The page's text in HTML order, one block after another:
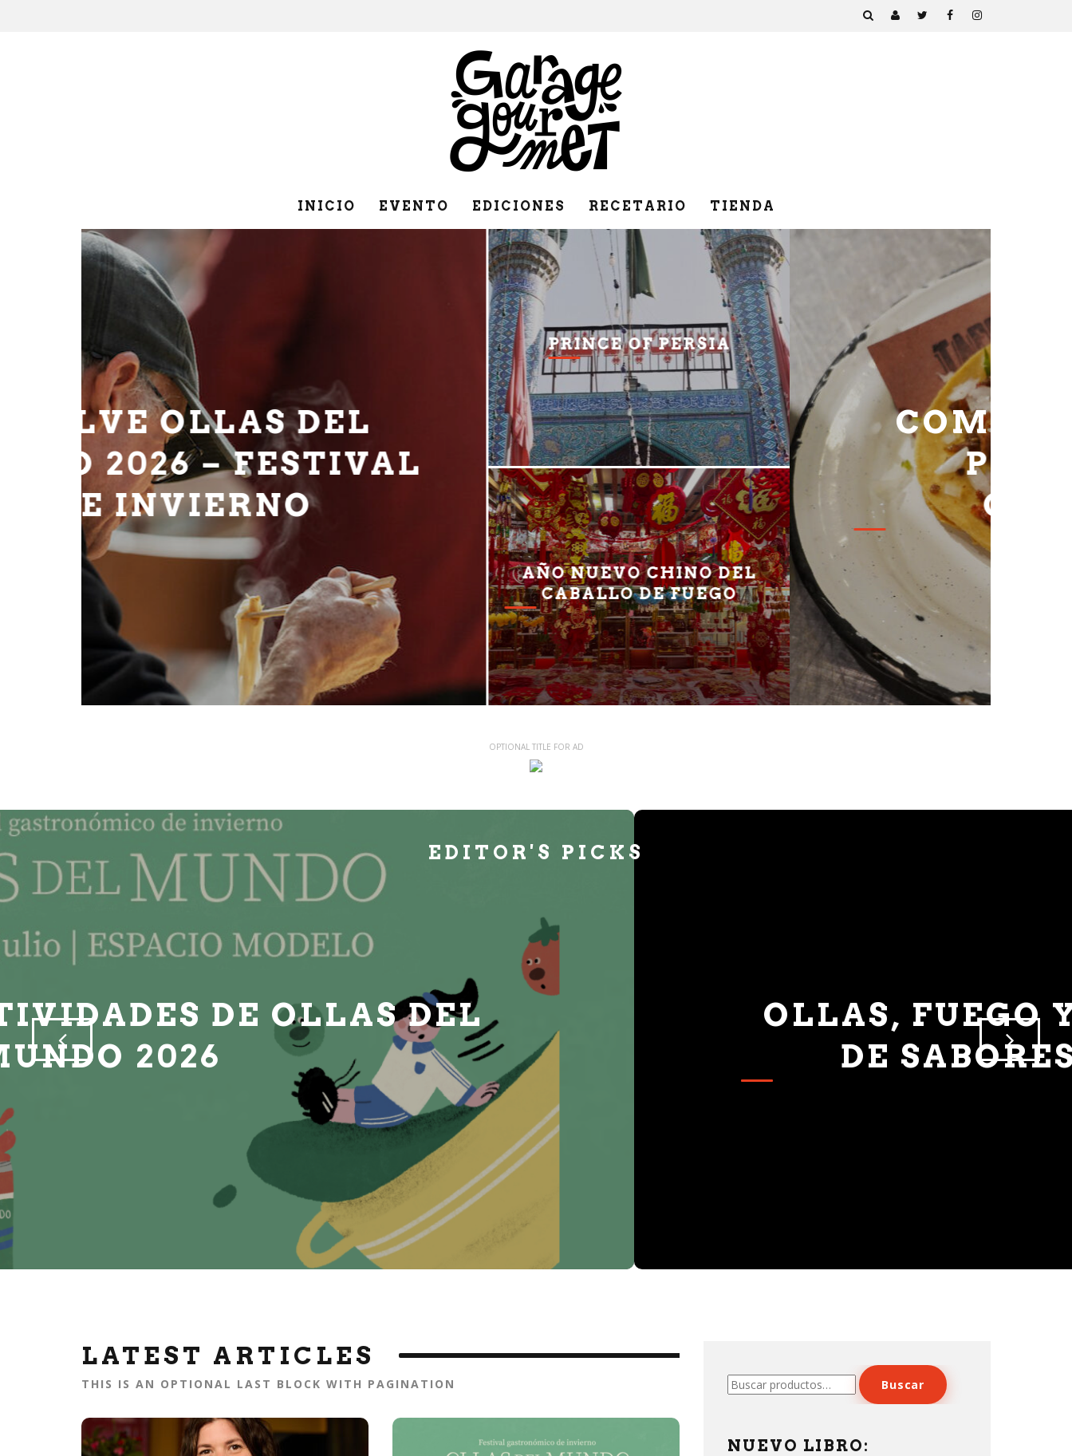
INICIO EVENTO EDICIONES RECETARIO TIENDA
COMIDA CALLEJERA
POR COMIDA
CALLEJERA
COMIDA CALLEJERA,
NUESTRO NUEVO LIBRO
PICNIC DE PRIMAVERA
2025
OPTIONAL TITLE FOR AD
EDITOR'S PICKS
OLLAS, FUEGO Y MÚSICA: UN ENCUENTRO
DE SABORES EN ESPACIO MODELO
LATEST ARTICLES
THIS IS AN OPTIONAL LAST BLOCK WITH PAGINATION
Buscar
por:
Buscar
NUEVO LIBRO: